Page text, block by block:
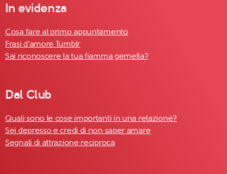
In evidenza
Cosa fare al primo appuntamento
Frasi d'amore Tumblr
Sai riconoscere la tua fiamma gemella?
Dal Club
Quali sono le cose importanti in una relazione?
Sei depresso e credi di non saper amare
Segnali di attrazione reciproca